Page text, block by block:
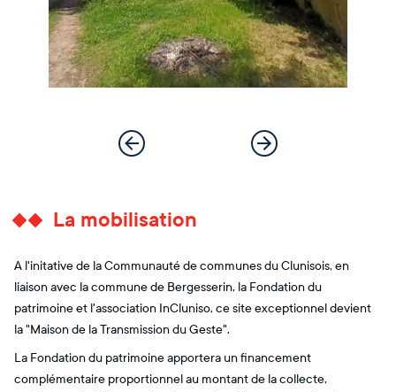
La mobilisation
A l'initative de la Communauté de communes du Clunisois, en
liaison avec la commune de Bergesserin, la Fondation du
patrimoine et l'association InCluniso, ce site exceptionnel devient
la "Maison de la Transmission du Geste".
La Fondation du patrimoine apportera un financement
complémentaire proportionnel au montant de la collecte,